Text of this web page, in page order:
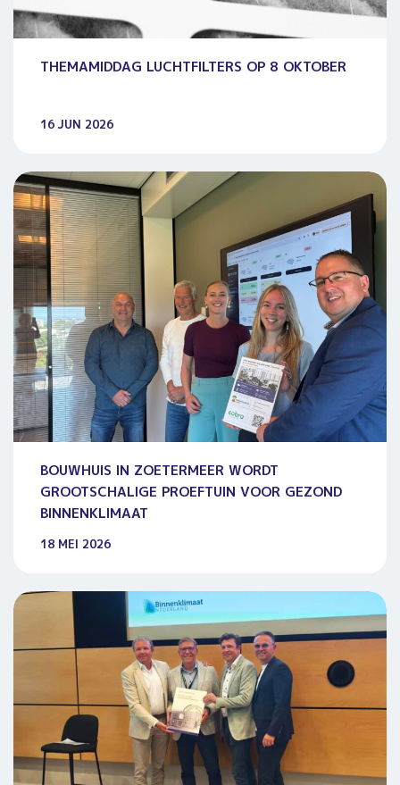
THEMAMIDDAG LUCHTFILTERS OP 8 OKTOBER
16 JUN 2026
BOUWHUIS IN ZOETERMEER WORDT
GROOTSCHALIGE PROEFTUIN VOOR GEZOND
BINNENKLIMAAT
18 MEI 2026